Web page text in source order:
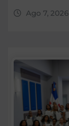
Ago 7, 2026